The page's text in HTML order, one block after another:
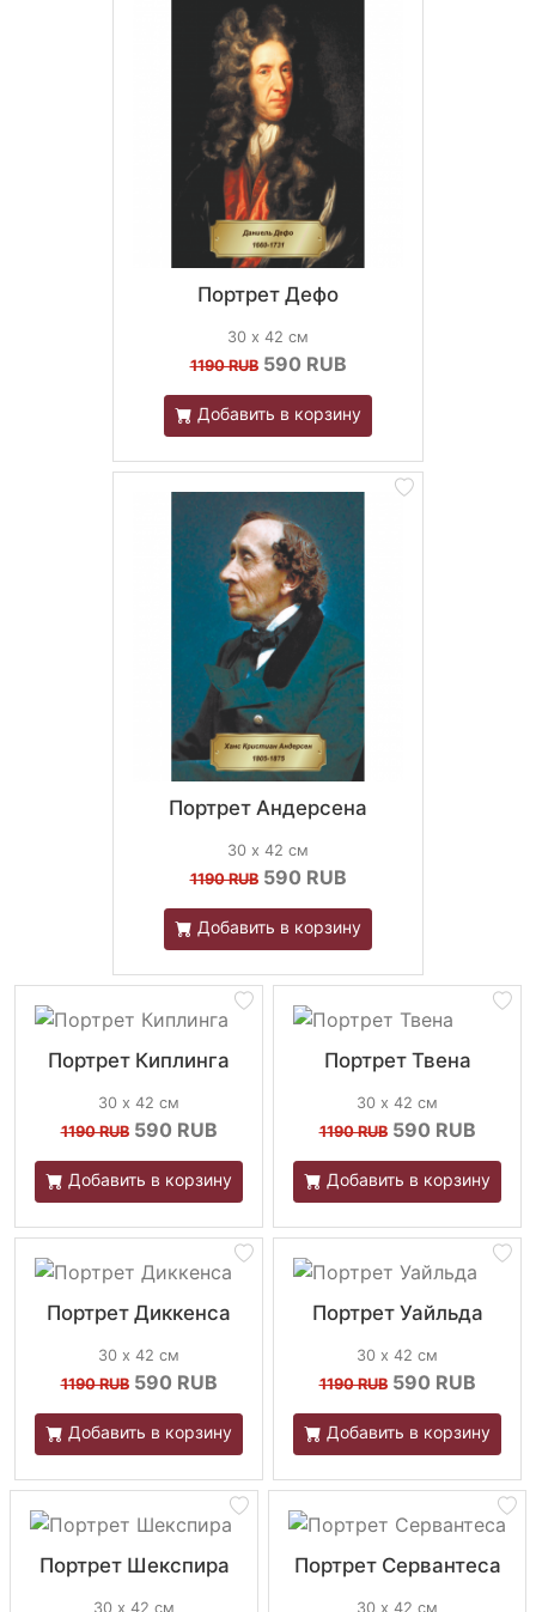
Портрет Дефо
30 х 42 см
1190 RUB 590 RUB
Добавить в корзину
Портрет Андерсена
30 х 42 см
1190 RUB 590 RUB
Добавить в корзину
Портрет Киплинга
30 х 42 см
1190 RUB 590 RUB
Добавить в корзину
Портрет Твена
30 х 42 см
1190 RUB 590 RUB
Добавить в корзину
Портрет Диккенса
30 х 42 см
1190 RUB 590 RUB
Добавить в корзину
Портрет Уайльда
30 х 42 см
1190 RUB 590 RUB
Добавить в корзину
Портрет Шекспира
30 х 42 см
Портрет Сервантеса
30 х 42 см